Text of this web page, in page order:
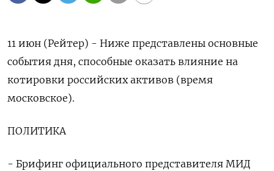
11 июн (Рейтер) - Ниже представлены основные
события дня, способные оказать влияние на
котировки российских активов (время
московское).
ПОЛИТИКА
- Брифинг официального представителя МИД